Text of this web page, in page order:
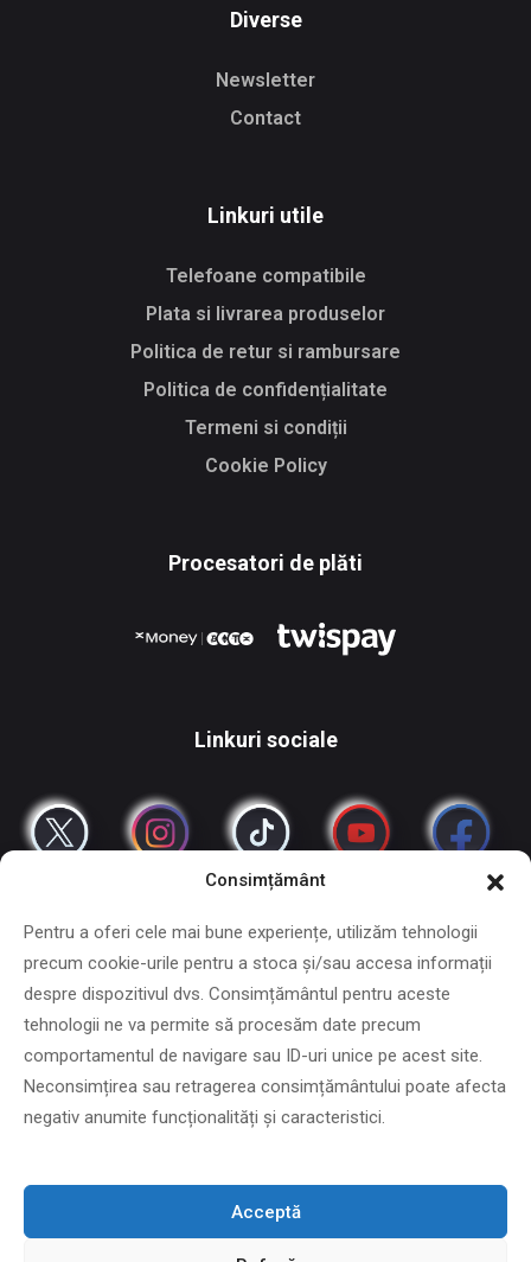
Consimțământ
Pentru a oferi cele mai bune experiențe, utilizăm tehnologii
precum cookie-urile pentru a stoca și/sau accesa informații
despre dispozitivul dvs. Consimțământul pentru aceste
tehnologii ne va permite să procesăm date precum
comportamentul de navigare sau ID-uri unice pe acest site.
Neconsimțirea sau retragerea consimțământului poate afecta
negativ anumite funcționalități și caracteristici.
Acceptă
Diverse
Newsletter
Contact
Linkuri utile
Telefoane compatibile
Plata si livrarea produselor
Politica de retur si rambursare
Politica de confidențialitate
Termeni si condiții
Cookie Policy
Procesatori de plăti
Linkuri sociale
Copyright © 2024 - 2026 DiXiD
DIXID IT SRL: CUI 45036470 Adresa: loc. Almaj Nr. 225, Dolj,